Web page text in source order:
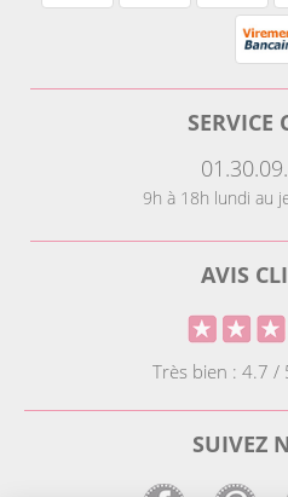
SERVICE
9h à 18h lundi au
AVIS
Très bien : 4.7 /
SUIVEZ